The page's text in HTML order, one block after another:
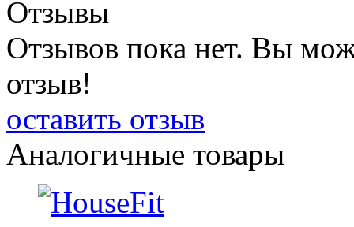
Отзывы
Отзывов пока нет. Вы
отзыв!
оставить отзыв
Аналогичные товары